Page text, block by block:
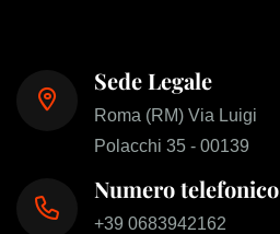
Sede Legale
Roma (RM) Via Luigi
Polacchi 35 - 00139
Numero telefonico
+39 0683942162